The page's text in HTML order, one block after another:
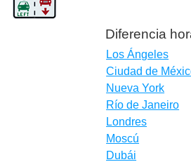
Diferencia
Los Ángeles
Ciudad de
Nueva York
Río de Janeiro
Londres
Moscú
Dubái